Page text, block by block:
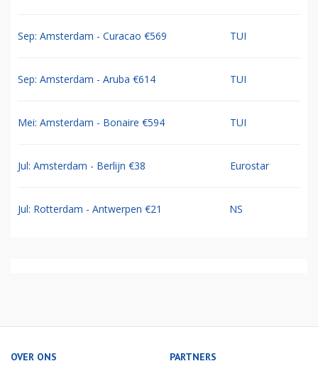
Sep: Amsterdam - Curacao €569 TUI
Sep: Amsterdam - Aruba €614 TUI
Mei: Amsterdam - Bonaire €594 TUI
Jul: Amsterdam - Berlijn €38 Eurostar
Jul: Rotterdam - Antwerpen €21 NS
OVER ONS PARTNERS